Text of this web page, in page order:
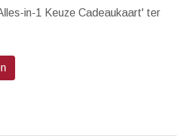
in-1 Keuze Cadeaukaart' ter